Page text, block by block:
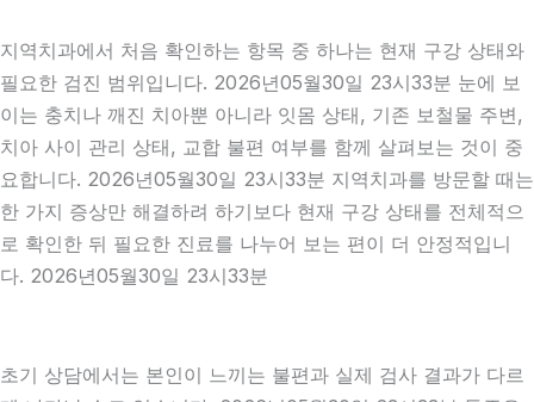
지역치과에서 처음 확인하는 항목 중 하나는 현재 구강 상태와
필요한 검진 범위입니다. 2026년05월30일 23시33분 눈에 보
이는 충치나 깨진 치아뿐 아니라 잇몸 상태, 기존 보철물 주변,
치아 사이 관리 상태, 교합 불편 여부를 함께 살펴보는 것이 중
요합니다. 2026년05월30일 23시33분 지역치과를 방문할 때는
한 가지 증상만 해결하려 하기보다 현재 구강 상태를 전체적으
로 확인한 뒤 필요한 진료를 나누어 보는 편이 더 안정적입니
다. 2026년05월30일 23시33분
초기 상담에서는 본인이 느끼는 불편과 실제 검사 결과가 다르